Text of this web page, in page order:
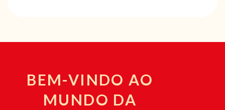
BEM-VINDO AO
MUNDO DA